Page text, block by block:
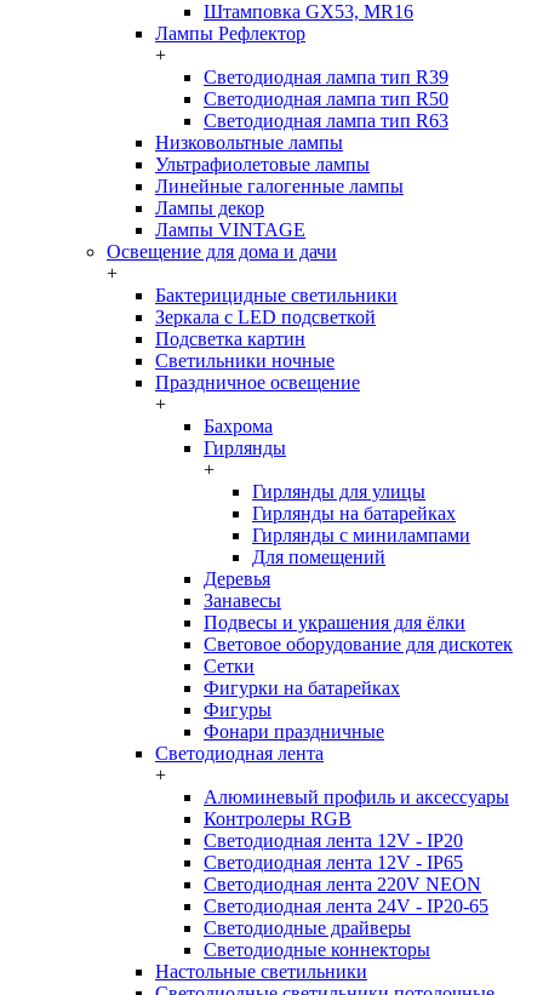
Штамповка GX53, MR16
Лампы Рефлектор
+
Светодиодная лампа тип R39
Светодиодная лампа тип R50
Светодиодная лампа тип R63
Низковольтные лампы
Ультрафиолетовые лампы
Линейные галогенные лампы
Лампы декор
Лампы VINTAGE
Освещение для дома и дачи
+
Бактерицидные светильники
Зеркала с LED подсветкой
Подсветка картин
Светильники ночные
Праздничное освещение
+
Бахрома
Гирлянды
+
Гирлянды для улицы
Гирлянды на батарейках
Гирлянды с минилампами
Для помещений
Деревья
Занавесы
Подвесы и украшения для ёлки
Световое оборудование для дискотек
Сетки
Фигурки на батарейках
Фигуры
Фонари праздничные
Светодиодная лента
+
Алюминевый профиль и аксессуары
Контролеры RGB
Светодиодная лента 12V - IP20
Светодиодная лента 12V - IP65
Светодиодная лента 220V NEON
Светодиодная лента 24V - IP20-65
Светодиодные драйверы
Светодиодные коннекторы
Настольные светильники